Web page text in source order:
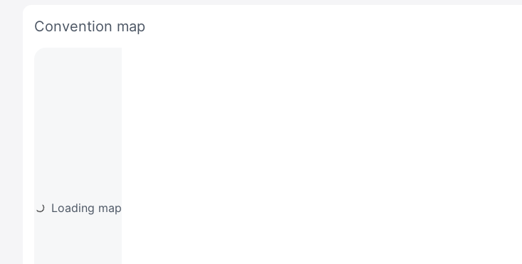
Convention map
Loading map